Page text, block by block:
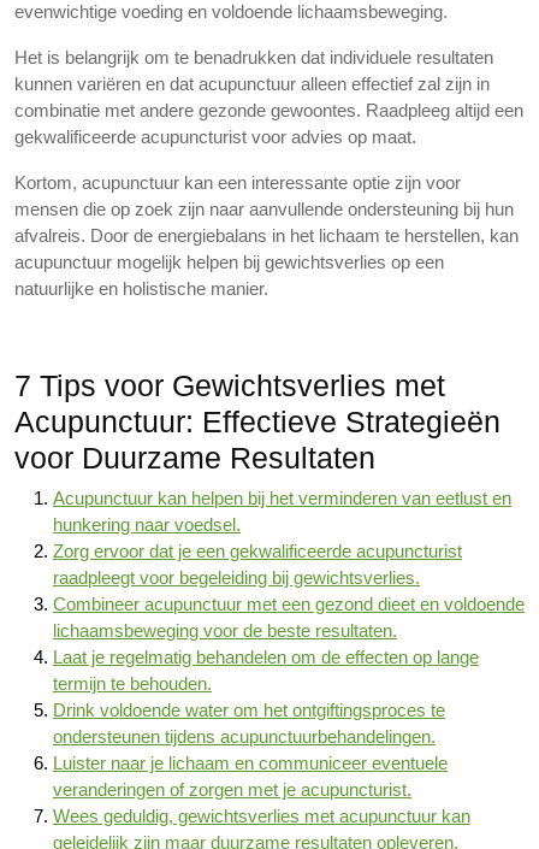
evenwichtige voeding en voldoende lichaamsbeweging.
Het is belangrijk om te benadrukken dat individuele resultaten
kunnen variëren en dat acupunctuur alleen effectief zal zijn in
combinatie met andere gezonde gewoontes. Raadpleeg altijd een
gekwalificeerde acupuncturist voor advies op maat.
Kortom, acupunctuur kan een interessante optie zijn voor
mensen die op zoek zijn naar aanvullende ondersteuning bij hun
afvalreis. Door de energiebalans in het lichaam te herstellen, kan
acupunctuur mogelijk helpen bij gewichtsverlies op een
natuurlijke en holistische manier.
7 Tips voor Gewichtsverlies met
Acupunctuur: Effectieve Strategieën
voor Duurzame Resultaten
Acupunctuur kan helpen bij het verminderen van eetlust en
hunkering naar voedsel.
Zorg ervoor dat je een gekwalificeerde acupuncturist
raadpleegt voor begeleiding bij gewichtsverlies.
Combineer acupunctuur met een gezond dieet en voldoende
lichaamsbeweging voor de beste resultaten.
Laat je regelmatig behandelen om de effecten op lange
termijn te behouden.
Drink voldoende water om het ontgiftingsproces te
ondersteunen tijdens acupunctuurbehandelingen.
Luister naar je lichaam en communiceer eventuele
veranderingen of zorgen met je acupuncturist.
Wees geduldig, gewichtsverlies met acupunctuur kan
geleidelijk zijn maar duurzame resultaten opleveren.